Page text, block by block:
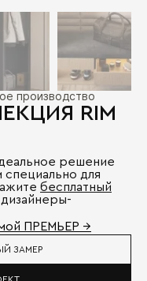
производство
RIM
решение
для
бесплатный
дизайнеры-
ПРЕМЬЕР →
ЗАМЕР